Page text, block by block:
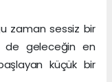
zaman sessiz bir
de geleceğin en
küçük bir